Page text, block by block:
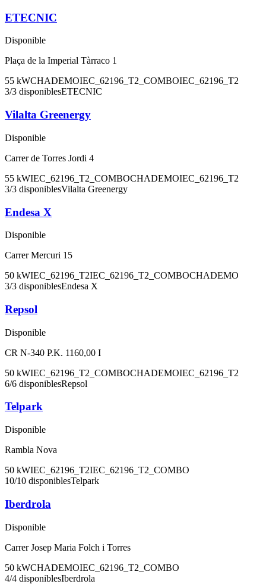
ETECNIC
Disponible
Plaça de la Imperial Tàrraco 1
55 kWCHADEMOIEC_62196_T2_COMBOIEC_62196_T2
3/3 disponiblesETECNIC
Vilalta Greenergy
Disponible
Carrer de Torres Jordi 4
55 kWIEC_62196_T2_COMBOCHADEMOIEC_62196_T2
3/3 disponiblesVilalta Greenergy
Endesa X
Disponible
Carrer Mercuri 15
50 kWIEC_62196_T2IEC_62196_T2_COMBOCHADEMO
3/3 disponiblesEndesa X
Repsol
Disponible
CR N-340 P.K. 1160,00 I
50 kWIEC_62196_T2_COMBOCHADEMOIEC_62196_T2
6/6 disponiblesRepsol
Telpark
Disponible
Rambla Nova
50 kWIEC_62196_T2IEC_62196_T2_COMBO
10/10 disponiblesTelpark
Iberdrola
Disponible
Carrer Josep Maria Folch i Torres
50 kWCHADEMOIEC_62196_T2_COMBO
4/4 disponiblesIberdrola